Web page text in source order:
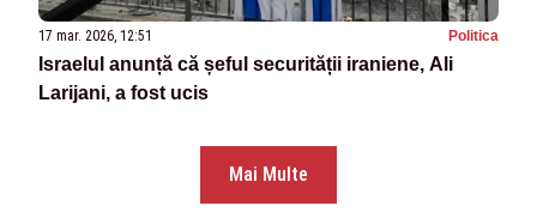
17 mar. 2026, 12:51 Politica
Israelul anunță că șeful securității iraniene, Ali
Larijani, a fost ucis
Mai Multe